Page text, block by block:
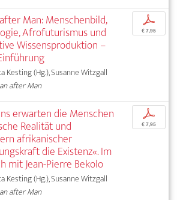
Man: Menschenbild,
Afrofuturismus und
Wissensproduktion –
Kesting (Hg.), Susanne Witzgall
after Man
p
€ 7,95
erwarten die Menschen
Realität und
afrikanischer
die Existenz«. Im
mit Jean-Pierre Bekolo
Kesting (Hg.), Susanne Witzgall
after Man
p
€ 7,95